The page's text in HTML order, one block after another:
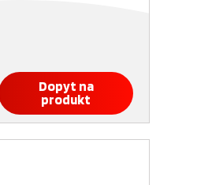
Dopyt na
produkt